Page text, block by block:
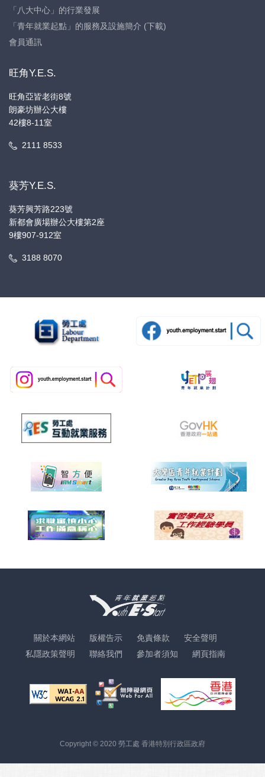
「八大中心」的行業發展
「青年就業起點」的服務及設施簡介 (下載)
會員通訊
旺角Y.E.S.
旺角亞皆老街8號
朗豪坊辦公大樓
42樓8-11室
2111 8533
葵芳Y.E.S.
葵芳興芳路223號
新都會廣場辦公大樓第2座
9樓907-912室
3188 8070
關於本網站 版權告示 免責條款
安全聲明
私隱政策聲明
聯絡我們 參加者須知 網頁指南
Copyright © 2020 勞工處 香港特別行政區政府